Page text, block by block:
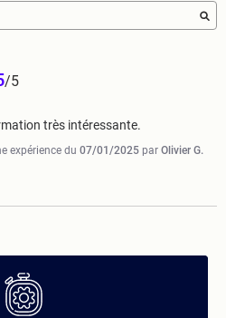
/5
très intéressante.
expérience du 07/01/2025 par Olivier G.